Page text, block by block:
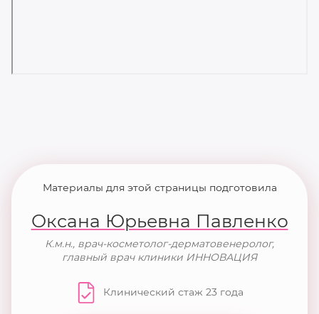
Материалы для этой страницы подготовила
Оксана Юрьевна Павленко
К.м.н., врач-косметолог-дерматовенеролог,
главный врач клиники ИННОВАЦИЯ
Клинический стаж 23 года